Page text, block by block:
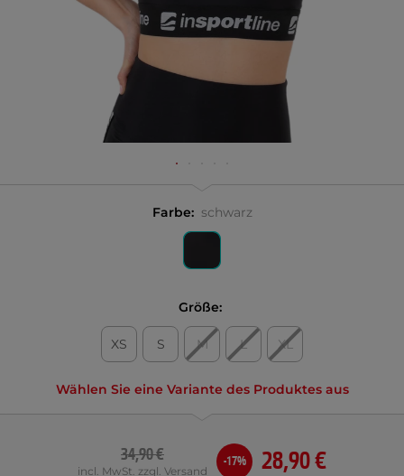
Farbe: schwarz
Größe:
XS S M L XL
Wählen Sie eine Variante des Produktes aus
28,90 €
34,90 €
incl. MwSt. zzgl. Versand
-17%